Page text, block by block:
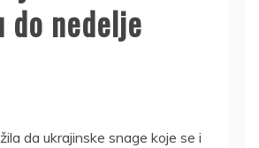
do nedelje
da ukrajinske snage koje se i